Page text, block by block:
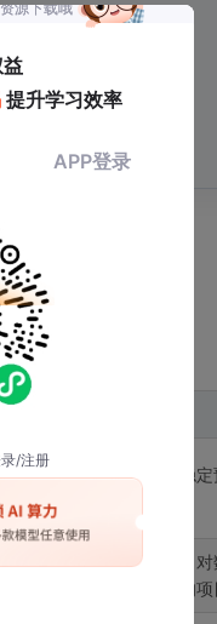
触了以下几类：
追求顶尖效果、有稳
球用户的应用。
主要面向中文用户、
求、需要快速上手的